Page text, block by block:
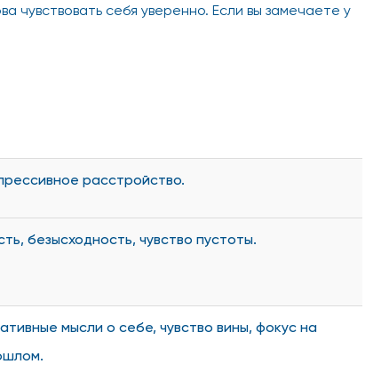
чувствовать себя уверенно. Если вы замечаете у
расстройство.
безысходность, чувство пустоты.
мысли о себе, чувство вины, фокус на